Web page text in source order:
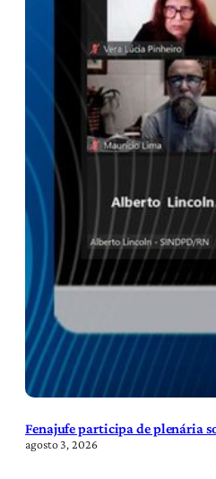
Fenajufe participa de plenária
agosto 3, 2026